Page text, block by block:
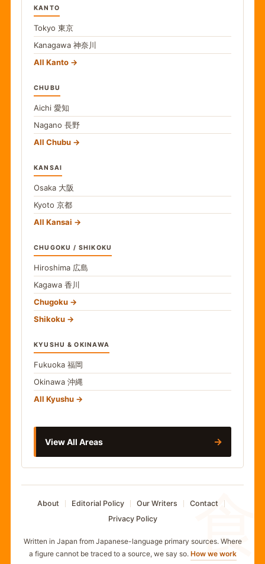
食
KANTO
Tokyo 東京
Kanagawa 神奈川
All Kanto
CHUBU
Aichi 愛知
Nagano 長野
All Chubu
KANSAI
Osaka 大阪
Kyoto 京都
All Kansai
CHUGOKU / SHIKOKU
Hiroshima 広島
Kagawa 香川
Chugoku
Shikoku
KYUSHU & OKINAWA
Fukuoka 福岡
Okinawa 沖縄
All Kyushu
View All Areas →
About Editorial Policy Our Writers
Contact
Privacy Policy
Written in Japan from Japanese-language primary sources. Where
a figure cannot be traced to a source, we say so. How we work